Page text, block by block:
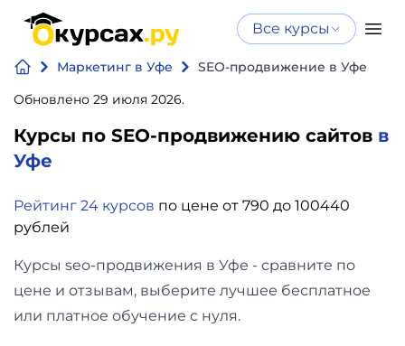
Все курсы
Маркетинг в Уфе
SEO-продвижение в Уфе
Обновлено 29 июля 2026.
Курсы по SEO-продвижению сайтов в
Уфе
Рейтинг 24 курсов по цене от 790 до 100440
рублей
Курсы seo-продвижения в Уфе - сравните по
цене и отзывам, выберите лучшее бесплатное
или платное обучение с нуля.
Нейросеть
Программирование
и
финансы
Дизайн
Аналитика
Курсы по
искусственному
Бесплатно